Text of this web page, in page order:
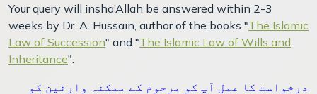
Your query will insha’Allah be answered within 2-3
weeks by Dr. A. Hussain, author of the books "The Islamic
Law of Succession" and "The Islamic Law of Wills and
Inheritance".
درخواست کا عمل آپ کو مرحوم کے ممکنہ وارثین کو